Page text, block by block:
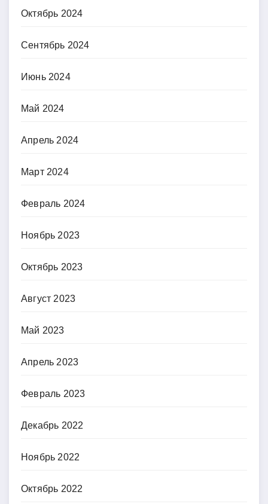
Октябрь 2024
Сентябрь 2024
Июнь 2024
Май 2024
Апрель 2024
Март 2024
Февраль 2024
Ноябрь 2023
Октябрь 2023
Август 2023
Май 2023
Апрель 2023
Февраль 2023
Декабрь 2022
Ноябрь 2022
Октябрь 2022